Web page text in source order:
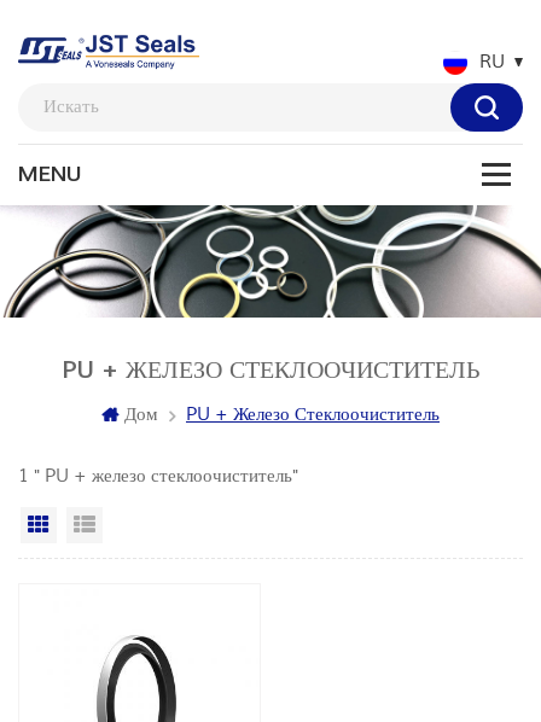
RU
PU + ЖЕЛЕЗО СТЕКЛООЧИСТИТЕЛЬ
Дом PU + Железо Стеклоочиститель
1 " PU + железо стеклоочиститель"
Вид сетки